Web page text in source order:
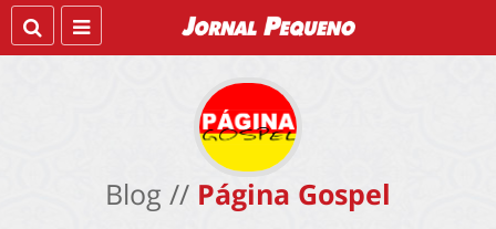
Blog // Página Gospel